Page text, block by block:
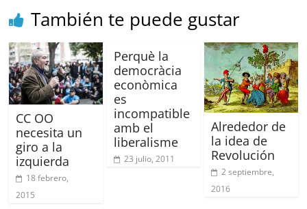
También te puede gustar
CC OO
necesita un
giro a la
izquierda
18 febrero,
2015
Perquè la
democràcia
econòmica
es
incompatible
amb el
liberalisme
23 julio, 2011
Alrededor de
la idea de
Revolución
2 septiembre,
2016